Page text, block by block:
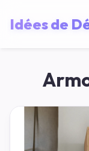
Idées de